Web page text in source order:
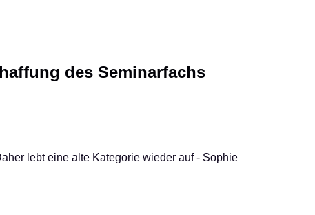
des Seminarfachs
lebt eine alte Kategorie wieder auf - Sophie